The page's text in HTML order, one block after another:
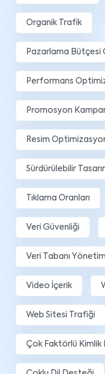
Organik Trafik
Pazarlama Bütçesi
Performans
Promosyon
Resim
Sürdürülebilir
Tıklama Oranları
Veri Güvenliği
Veri Tabanı
Video İçerik
Web Sitesi Trafiği
Çok Faktörlü Kimlik